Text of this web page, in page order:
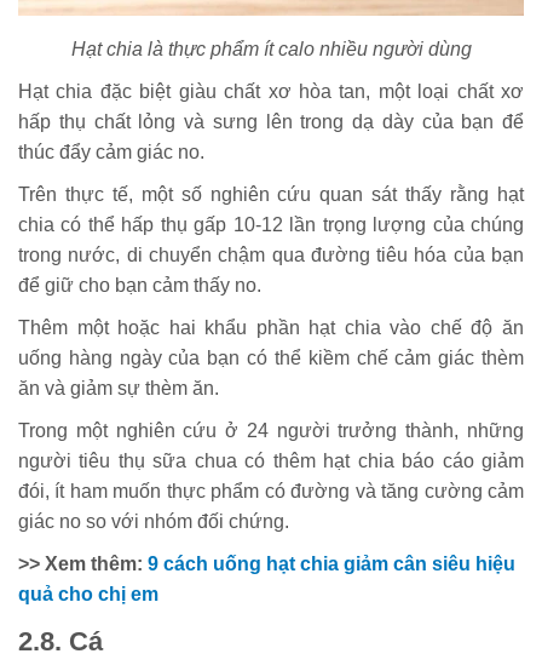
Hạt chia là thực phẩm ít calo nhiều người dùng
Hạt chia đặc biệt giàu chất xơ hòa tan, một loại chất xơ
hấp thụ chất lỏng và sưng lên trong dạ dày của bạn để
thúc đẩy cảm giác no.
Trên thực tế, một số nghiên cứu quan sát thấy rằng hạt
chia có thể hấp thụ gấp 10-12 lần trọng lượng của chúng
trong nước, di chuyển chậm qua đường tiêu hóa của bạn
để giữ cho bạn cảm thấy no.
Thêm một hoặc hai khẩu phần hạt chia vào chế độ ăn
uống hàng ngày của bạn có thể kiềm chế cảm giác thèm
ăn và giảm sự thèm ăn.
Trong một nghiên cứu ở 24 người trưởng thành, những
người tiêu thụ sữa chua có thêm hạt chia báo cáo giảm
đói, ít ham muốn thực phẩm có đường và tăng cường cảm
giác no so với nhóm đối chứng.
>> Xem thêm: 9 cách uống hạt chia giảm cân siêu hiệu
quả cho chị em
2.8. Cá